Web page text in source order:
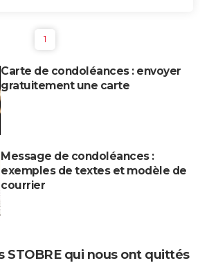
1
Carte de condoléances : envoyer
gratuitement une carte
Message de condoléances :
exemples de textes et modèle de
courrier
STOBRE qui nous ont quittés